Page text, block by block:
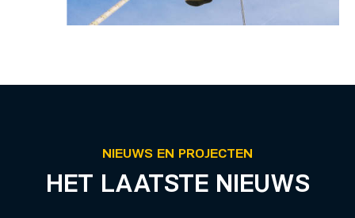
NIEUWS EN PROJECTEN
HET LAATSTE NIEUWS